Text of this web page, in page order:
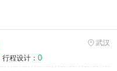
武汉
行程设计： 0